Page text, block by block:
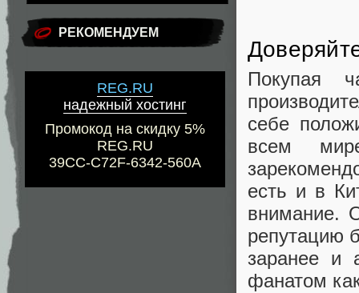
РЕКОМЕНДУЕМ
REG.RU
надежный хостинг
Промокод на скидку 5%
REG.RU
39CC-C72F-6342-560A
Покупая
себе
всем
есть и в
внимание.
репутацию
заранее и
фанатом